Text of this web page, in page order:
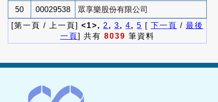
50 00029538
眾享樂股份有限公司
[第一頁 / 上一頁] <1>, 2 , 3, 4, 5 [ 下一頁 / 最後
一頁] 共有 8039 筆資料